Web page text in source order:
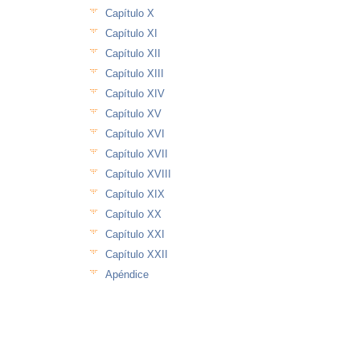
Capítulo X
Capítulo XI
Capítulo XII
Capítulo XIII
Capítulo XIV
Capítulo XV
Capítulo XVI
Capítulo XVII
Capítulo XVIII
Capítulo XIX
Capítulo XX
Capítulo XXI
Capítulo XXII
Apéndice